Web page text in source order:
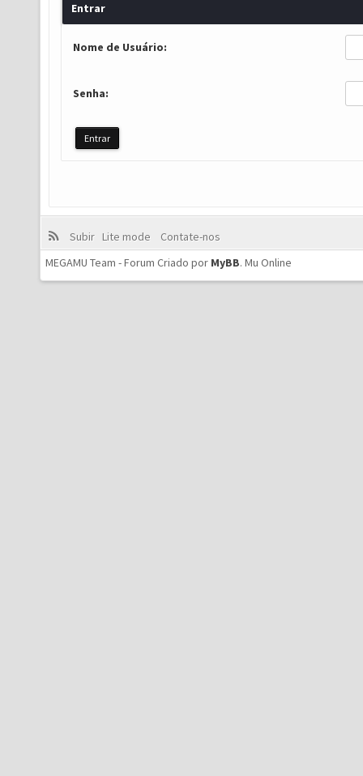
Entrar
Nome de Usuário:
Senha:
Subir Lite mode
Contate-nos
MEGAMU Team - Forum Criado por MyBB. Mu Online